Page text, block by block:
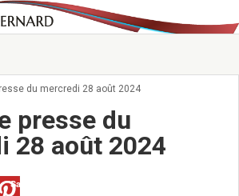
municipaux
2026
Maire
du mercredi 28 août 2024
presse du
28 août 2024
Save